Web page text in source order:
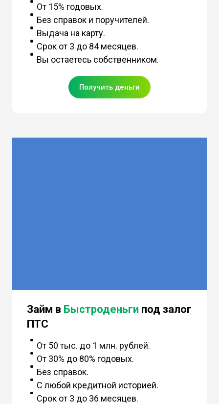
От 15% годовых.
Без справок и поручителей.
Выдача на карту.
Срок от 3 до 84 месяцев.
Вы остаетесь собственником.
Получить деньги
Займ в Быстроденьги под залог
ПТС
От 50 тыс. до 1 млн. рублей.
От 30% до 80% годовых.
Без справок.
С любой кредитной историей.
Срок от 3 до 36 месяцев.